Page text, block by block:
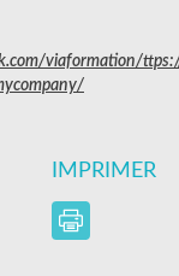
viaformation/
IMPRIMER